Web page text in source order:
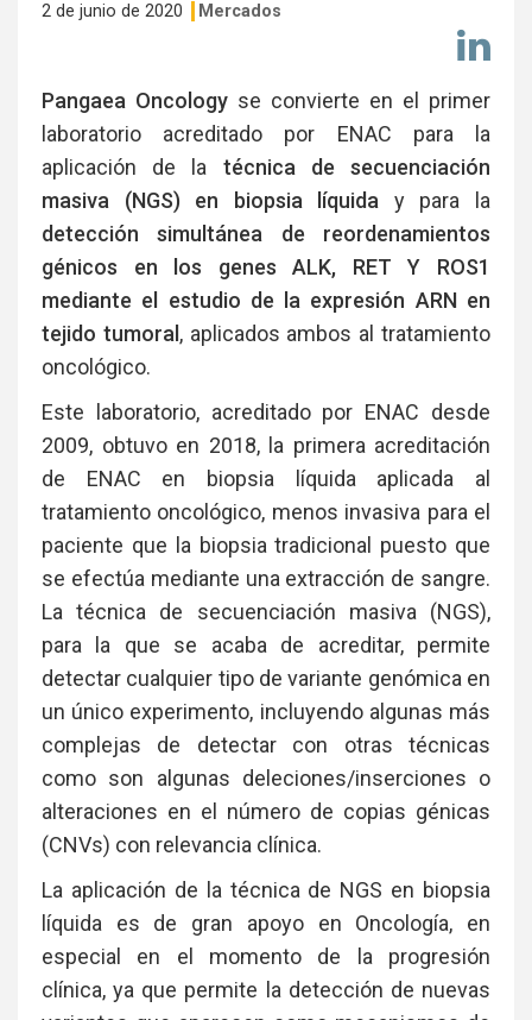
2 de junio de 2020 Mercados
en
Pangaea Oncology se convierte en el primer
laboratorio acreditado por ENAC para la
aplicación de la técnica de secuenciación
masiva (NGS) en biopsia líquida y para la
detección simultánea de reordenamientos
génicos en los genes ALK, RET Y ROS1
mediante el estudio de la expresión ARN en
tejido tumoral , aplicados ambos al tratamiento
oncológico.
Este laboratorio, acreditado por ENAC desde
2009, obtuvo en 2018, la primera acreditación
de ENAC en biopsia líquida aplicada al
tratamiento oncológico, menos invasiva para el
paciente que la biopsia tradicional puesto que
se efectúa mediante una extracción de sangre.
La técnica de secuenciación masiva (NGS),
para la que se acaba de acreditar, permite
detectar cualquier tipo de variante genómica en
un único experimento, incluyendo algunas más
complejas de detectar con otras técnicas
como son algunas deleciones/inserciones o
alteraciones en el número de copias génicas
(CNVs) con relevancia clínica.
La aplicación de la técnica de NGS en biopsia
líquida es de gran apoyo en Oncología, en
especial en el momento de la progresión
clínica, ya que permite la detección de nuevas